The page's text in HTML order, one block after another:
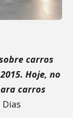
carros
Hoje, no
carros